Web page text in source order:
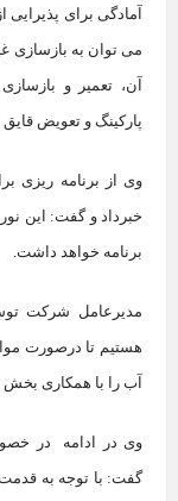
آمادگی برای پذیرایی
می توان به بازسازی
آن، تعمیر و
پارکینگ و تعویض قایق
وی از برنامه ریزی
خبرداد و گفت: این
برنامه خواهد داشت.
مدیرعامل شرکت
هستیم تا درصورت
آب را با همکاری
وی در ادامه در
گفت: با توجه به قدمت